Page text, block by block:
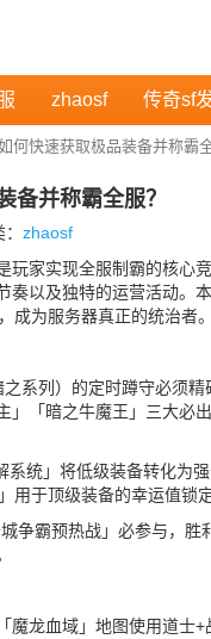
zhaosf 传奇sf
何快速获取极品装备并称霸
备并称霸全服？
zhaosf
玩家实现全服制霸的核心
奏以及独特的运营活动。
成为服务器真正的统治者
系列）的定时蹲守必须
」「暗之牛魔王」三大必
统」将低级装备转化为
用于顶级装备的幸运值锁
争霸预热战」必参与，胜
魔龙血域」地图使用道士